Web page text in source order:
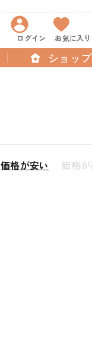
ログイン お気に入り
ショッ
価格が安い 価格